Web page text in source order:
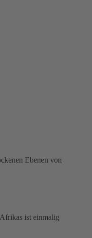
ist einmalig